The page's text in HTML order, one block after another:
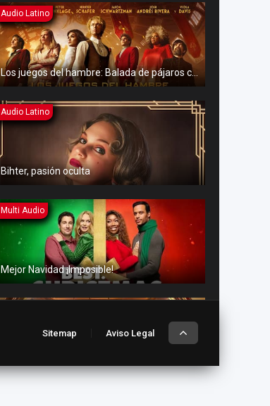
Audio Latino
Los juegos del hambre: Balada de pájaros cantores y serpientes
Audio Latino
Bihter, pasión oculta
Multi Audio
Mejor Navidad ¡Imposible!
Amor en aguas turbulentas
Sitemap Aviso Legal